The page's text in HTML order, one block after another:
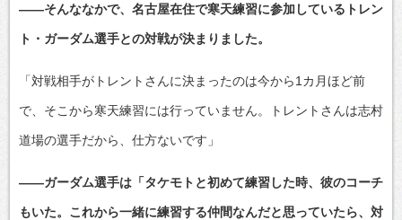
――そんななかで、名古屋在住で寒天練習に参加しているトレン
ト・ガーダム選手との対戦が決まりました。
「対戦相手がトレントさんに決まったのは今から1カ月ほど前
で、そこから寒天練習には行っていません。トレントさんは志村
道場の選手だから、仕方ないです」
――ガーダム選手は「タケモトと初めて練習した時、彼のコーチ
もいた。これから一緒に練習する仲間なんだと思っていたら、対